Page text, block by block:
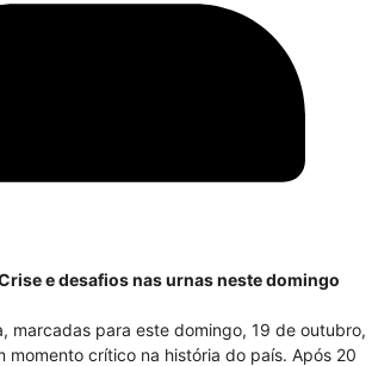
e desafios nas urnas neste domingo
marcadas para este domingo, 19 de outubro,
momento crítico na história do país. Após 20